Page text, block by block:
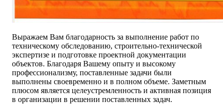
Выражаем Вам благодарность за выполнение работ по
техническому обследованию, строительно-технической
экспертизе и подготовке проектной документации
объектов. Благодаря Вашему опыту и высокому
профессионализму, поставленные задачи были
выполнены своевременно и в полном объеме. Заметным
плюсом является целеустремленность и активная позиция
в организации в решении поставленных задач.